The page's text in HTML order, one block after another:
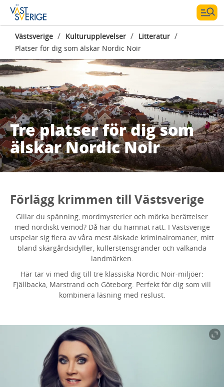
Västsverige / Kulturupplevelser / Litteratur /
Platser för dig som älskar Nordic Noir
Tre platser för dig som
älskar Nordic Noir
Förlägg krimmen till Västsverige
Gillar du spänning, mordmysterier och mörka berättelser
med nordiskt vemod? Då har du hamnat rätt. I Västsverige
utspelar sig flera av våra mest älskade kriminalromaner, mitt
bland skärgårdsidyller, kullerstensgränder och välkända
landmärken.
Här tar vi med dig till tre klassiska Nordic Noir-miljöer:
Fjällbacka, Marstrand och Göteborg. Perfekt för dig som vill
kombinera läsning med reslust.